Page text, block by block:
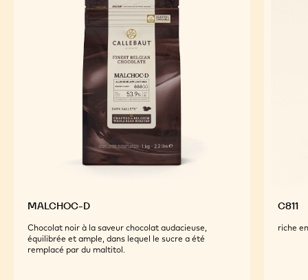
MALCHOC-D
Chocolat noir à la saveur chocolat audacieuse,
équilibrée et ample, dans lequel le sucre a été
remplacé par du maltitol.
C811
riche